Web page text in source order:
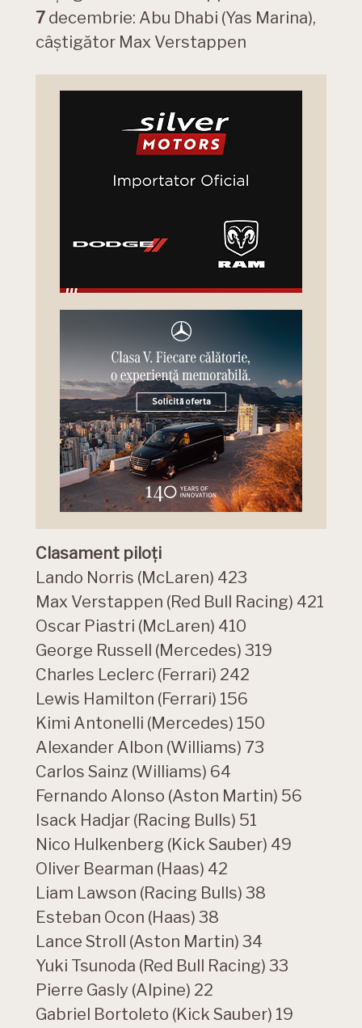
7 decembrie: Abu Dhabi (Yas Marina),
câștigător Max Verstappen
Clasament piloți
Lando Norris (McLaren) 423
Max Verstappen (Red Bull Racing) 421
Oscar Piastri (McLaren) 410
George Russell (Mercedes) 319
Charles Leclerc (Ferrari) 242
Lewis Hamilton (Ferrari) 156
Kimi Antonelli (Mercedes) 150
Alexander Albon (Williams) 73
Carlos Sainz (Williams) 64
Fernando Alonso (Aston Martin) 56
Isack Hadjar (Racing Bulls) 51
Nico Hulkenberg (Kick Sauber) 49
Oliver Bearman (Haas) 42
Liam Lawson (Racing Bulls) 38
Esteban Ocon (Haas) 38
Lance Stroll (Aston Martin) 34
Yuki Tsunoda (Red Bull Racing) 33
Pierre Gasly (Alpine) 22
Gabriel Bortoleto (Kick Sauber) 19